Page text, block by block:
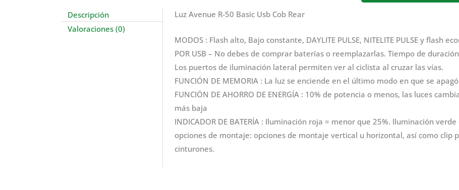
para
unirte
a
la
lista
espera
de
Descripción
Valoraciones (0)
Luz Avenue R-50 Basic Usb Cob Rear
MODOS : Flash alto, Bajo constante, DAYLITE PULSE, NITELITE PULSE y flash
POR USB – No debes de comprar baterías o reemplazarlas. Tiempo de
Los puertos de iluminación lateral permiten ver al ciclista al cruzar las vías.
FUNCIÓN DE MEMORIA : La luz se enciende en el último modo en que se apagó
FUNCIÓN DE AHORRO DE ENERGÍA : 10% de potencia o menos, las luces
más baja
INDICADOR DE BATERÍA : Iluminación roja = menor que 25%. Iluminación
opciones de montaje: opciones de montaje vertical u horizontal, así como clip
cinturones.